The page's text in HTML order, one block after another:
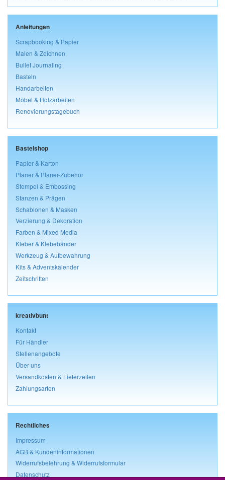
Anleitungen
Scrapbooking & Papier
Malen & Zeichnen
Bullet Journaling
Basteln
Handarbeiten
Möbel & Holzarbeiten
Renovierungstagebuch
Bastelshop
Papier & Karton
Planer & Planer-Zubehör
Stempel & Embossing
Stanzen & Prägen
Schablonen & Masken
Verzierung & Dekoration
Farben & Mixed Media
Kleber & Klebebänder
Werkzeug & Aufbewahrung
Kits & Adventskalender
Zeitschriften
kreativbunt
Kontakt
Für Händler
Stellenangebote
Über uns
Versandkosten & Lieferzeiten
Zahlungsarten
Rechtliches
Impressum
AGB & Kundeninformationen
Widerrufsbelehrung & Widerrufsformular
Datenschutz